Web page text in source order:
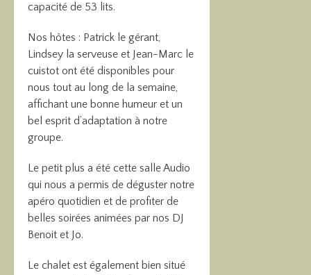
capacité de 53 lits.
Nos hôtes : Patrick le gérant,
Lindsey la serveuse et Jean-Marc le
cuistot ont été disponibles pour
nous tout au long de la semaine,
affichant une bonne humeur et un
bel esprit d’adaptation à notre
groupe.
Le petit plus a été cette salle Audio
qui nous a permis de déguster notre
apéro quotidien et de profiter de
belles soirées animées par nos DJ
Benoit et Jo.
Le chalet est également bien situé